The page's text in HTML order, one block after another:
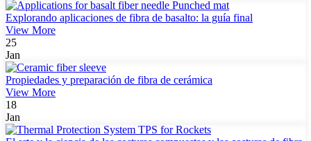
Explorando aplicaciones de fibra de basalto: la guía final
View More
25
Jan
Propiedades y preparación de fibra de cerámica
View More
18
Jan